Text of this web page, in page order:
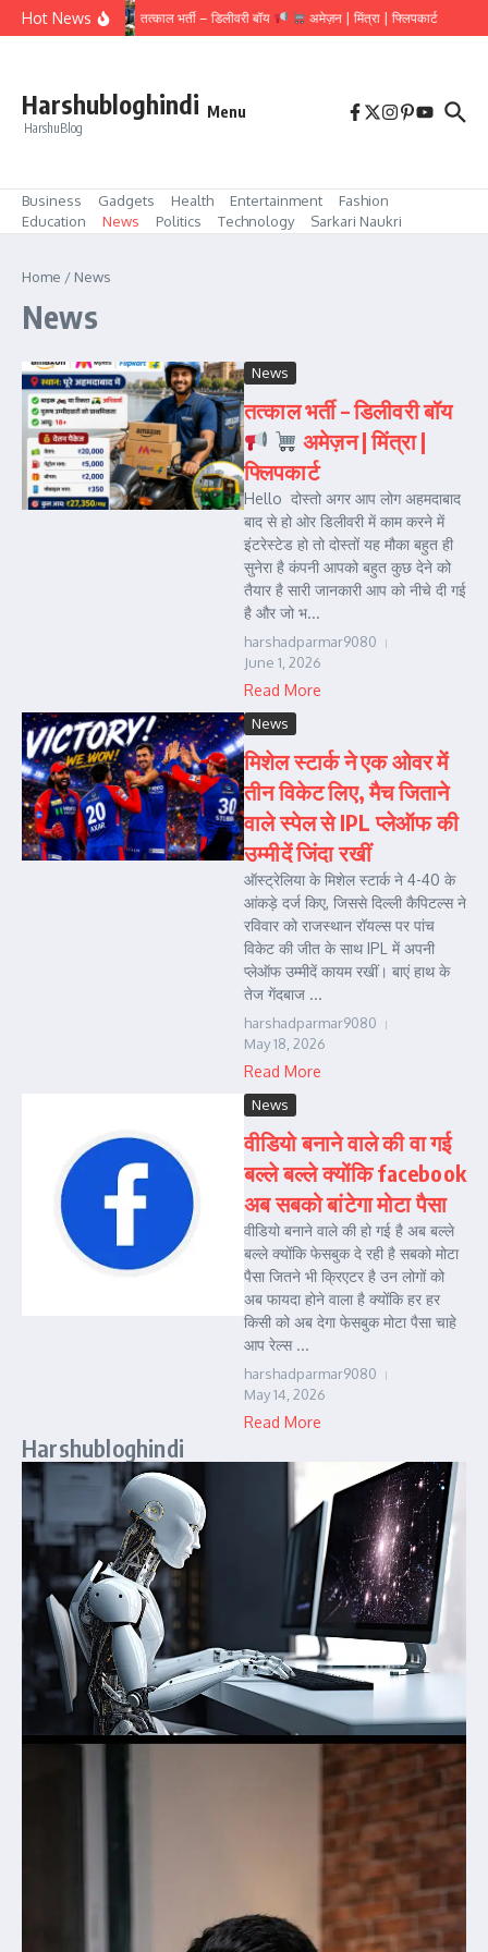
Hot News तत्काल भर्ती – डिलीवरी बॉय अमेज़न | मिंत्रा | फ्लिपकार्ट
Harshubloghindi
HarshuBlog
Menu
Business Gadgets Health Entertainment
Fashion
Education
News Politics Technology Sarkari Naukri
Home / News
News
News
तत्काल भर्ती – डिलीवरी बॉय
अमेज़न | मिंत्रा |
फ्लिपकार्ट
Hello दोस्तो अगर आप लोग अहमदाबाद
बाद से हो ओर डिलीवरी में काम करने में
इंटरेस्टेड हो तो दोस्तों यह मौका बहुत ही
सुनेरा है कंपनी आपको बहुत कुछ देने को
तैयार है सारी जानकारी आप को नीचे दी गई
है और जो भ...
harshadparmar9080
June 1, 2026
Read More
News
मिशेल स्टार्क ने एक ओवर में
तीन विकेट लिए, मैच जिताने
वाले स्पेल से IPL प्लेऑफ की
उम्मीदें जिंदा रखीं
ऑस्ट्रेलिया के मिशेल स्टार्क ने 4-40 के
आंकड़े दर्ज किए, जिससे दिल्ली कैपिटल्स ने
रविवार को राजस्थान रॉयल्स पर पांच
विकेट की जीत के साथ IPL में अपनी
प्लेऑफ उम्मीदें कायम रखीं। बाएं हाथ के
तेज गेंदबाज ...
harshadparmar9080
May 18, 2026
Read More
News
वीडियो बनाने वाले की वा गई
बल्ले बल्ले क्योंकि facebook
अब सबको बांटेगा मोटा पैसा
वीडियो बनाने वाले की हो गई है अब बल्ले
बल्ले क्योंकि फेसबुक दे रही है सबको मोटा
पैसा जितने भी क्रिएटर है उन लोगों को
अब फायदा होने वाला है क्योंकि हर हर
किसी को अब देगा फेसबुक मोटा पैसा चाहे
आप रेल्स ...
harshadparmar9080
May 14, 2026
Read More
Harshubloghindi